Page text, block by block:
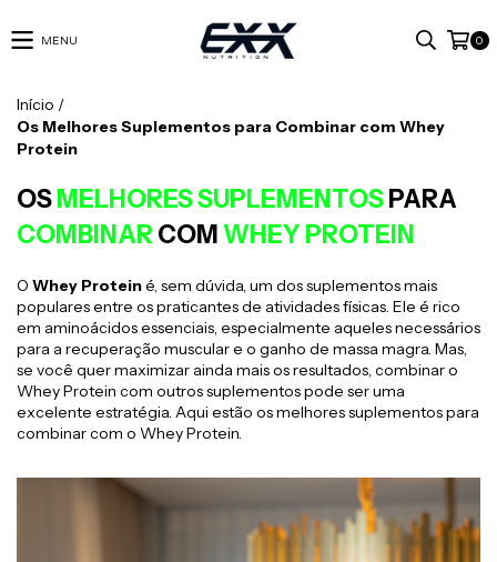
MENU 0
Início /
Os Melhores Suplementos para Combinar com Whey
Protein
OS MELHORES SUPLEMENTOS PARA
COMBINARCOM WHEY PROTEIN
O Whey Proteiné, sem dúvida, um dos suplementos mais
populares entre os praticantes de atividades físicas. Ele é rico
em aminoácidos essenciais, especialmente aqueles necessários
para a recuperação muscular e o ganho de massa magra. Mas,
se você quer maximizar ainda mais os resultados, combinar o
Whey Protein com outros suplementos pode ser uma
excelente estratégia. Aqui estão os melhores suplementos para
combinar com o Whey Protein.